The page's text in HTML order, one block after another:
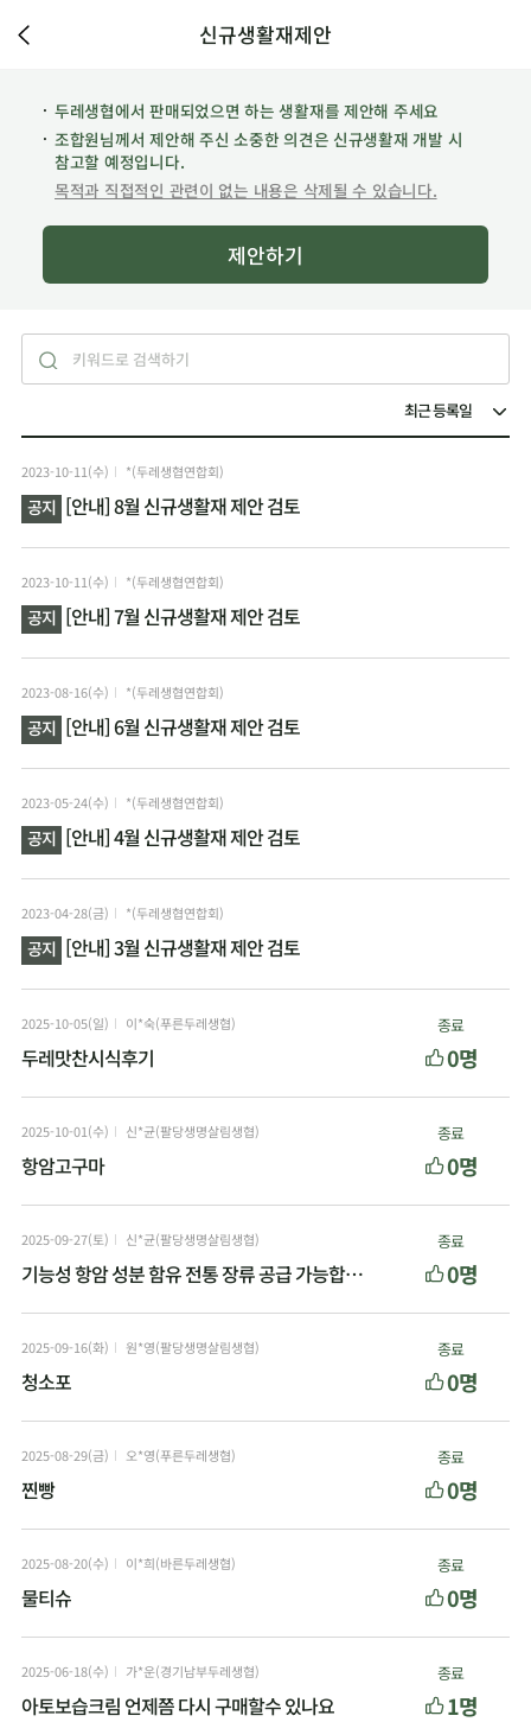
신규생활재제안
두레생협에서 판매되었으면 하는 생활재를 제안해 주세요
조합원님께서 제안해 주신 소중한 의견은 신규생활재 개발 시
참고할 예정입니다.
목적과 직접적인 관련이 없는 내용은 삭제될 수 있습니다.
제안하기
2023-10-11(수) *(두레생협연합회)
공지 [안내] 8월 신규생활재 제안 검토
2023-10-11(수) *(두레생협연합회)
공지 [안내] 7월 신규생활재 제안 검토
2023-08-16(수) *(두레생협연합회)
공지 [안내] 6월 신규생활재 제안 검토
2023-05-24(수) *(두레생협연합회)
공지 [안내] 4월 신규생활재 제안 검토
2023-04-28(금) *(두레생협연합회)
공지 [안내] 3월 신규생활재 제안 검토
2025-10-05(일) 이*숙(푸른두레생협)
두레맛찬시식후기
종료
0명
2025-10-01(수) 신*균(팔당생명살림생협)
항암고구마
종료
0명
2025-09-27(토) 신*균(팔당생명살림생협)
기능성 항암 성분 함유 전통 장류 공급 가능합니다
종료
0명
2025-09-16(화) 원*영(팔당생명살림생협)
청소포
종료
0명
2025-08-29(금) 오*영(푸른두레생협)
찐빵
종료
0명
2025-08-20(수) 이*희(바른두레생협)
물티슈
종료
0명
2025-06-18(수) 가*운(경기남부두레생협)
아토보습크림 언제쯤 다시 구매할수 있나요
종료
1명